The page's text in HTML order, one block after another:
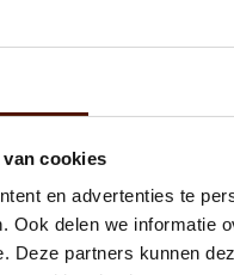
cookies
en advertenties te
Ook delen we informatie
Deze partners kunnen
pallet geleverd worden.
openhaardhout hangt
meer informatie over de
eens naar
hout kopen in
cent met Brandhout.com. Of
regio's om te zorgen
en brikettendat
brandduur te garanderen.